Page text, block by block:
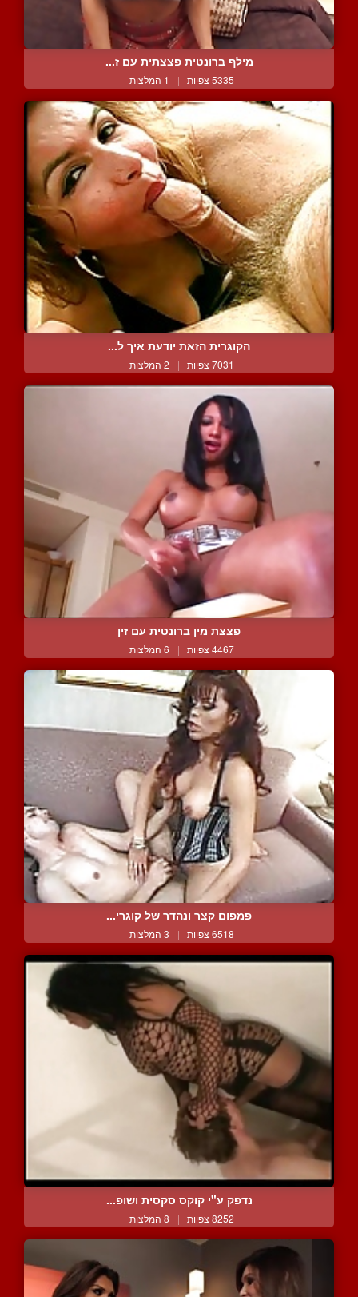
מילף ברונטית פצצתית עם ז...
5335 צפיות | 1 המלצות
הקוגרית הזאת יודעת איך ל...
7031 צפיות | 2 המלצות
פצצת מין ברונטית עם זין
4467 צפיות | 6 המלצות
פמפום קצר ונהדר של קוגרי...
6518 צפיות | 3 המלצות
נדפק ע"י קוקס סקסית ושופ...
8252 צפיות | 8 המלצות